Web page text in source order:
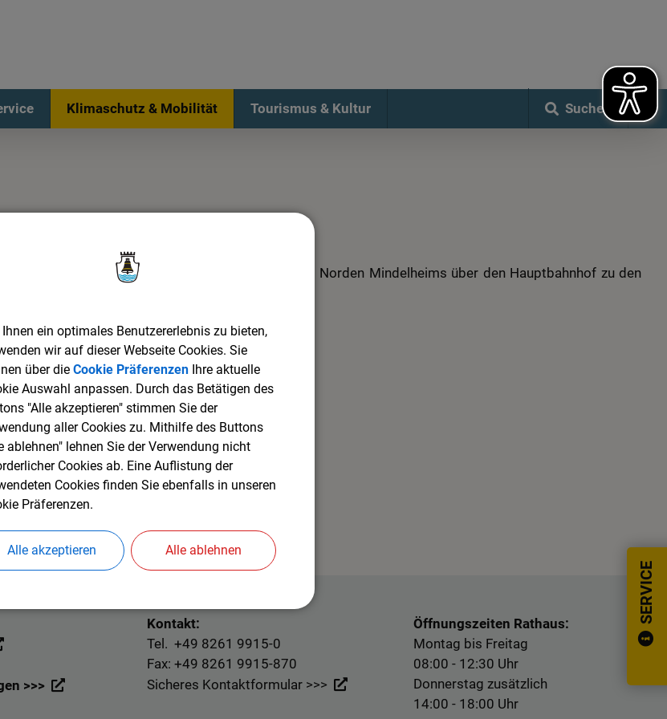
Suchen
Klimaschutz & Mobilität Tourismus & Kultur
SERVICE
Während der Schulzeit fährt der Citybus vom Norden Mindelheims über den Hauptbahnhof zu den
Berufsschule.
>>>
Kontakt:
Tel. +49 8261 9915-0
Fax: +49 8261 9915-870
Sicheres Kontaktformular >>>
Öffnungszeiten Rathaus:
Montag bis Freitag
08:00 - 12:30 Uhr
Donnerstag zusätzlich
14:00 - 18:00 Uhr
Ihnen ein optimales Benutzererlebnis zu bieten,
wir auf dieser Webseite Cookies. Sie
über die Cookie PräferenzenIhre aktuelle
Auswahl anpassen. Durch das Betätigen des
"Alle akzeptieren" stimmen Sie der
aller Cookies zu. Mithilfe des Buttons
ablehnen" lehnen Sie der Verwendung nicht
Cookies ab. Eine Auflistung der
Cookies finden Sie ebenfalls in unseren
Präferenzen.
Alle akzeptieren Alle ablehnen